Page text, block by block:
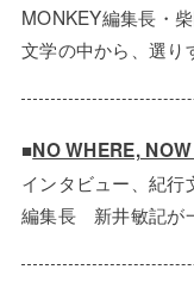
MONKEY編集長・
文学の中から、選り
■NO WHERE,
インタビュー、紀
編集長 新井敏記が